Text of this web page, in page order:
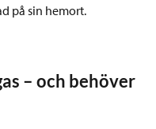
på sin hemort.
– och behöver